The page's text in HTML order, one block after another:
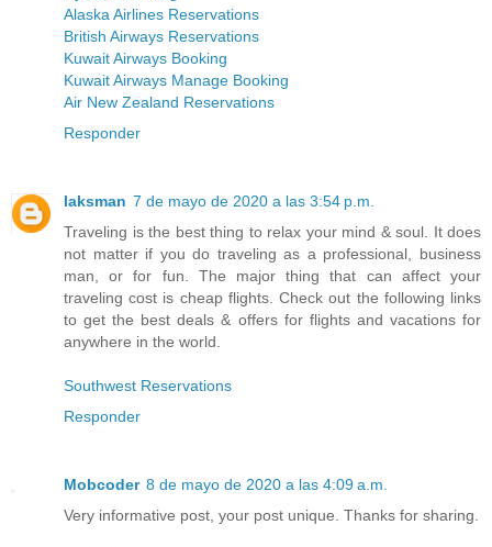
Alaska Airlines Reservations
British Airways Reservations
Kuwait Airways Booking
Kuwait Airways Manage Booking
Air New Zealand Reservations
Responder
laksman 7 de mayo de 2020 a las 3:54 p.m.
Traveling is the best thing to relax your mind & soul. It does
not matter if you do traveling as a professional, business
man, or for fun. The major thing that can affect your
traveling cost is cheap flights. Check out the following links
to get the best deals & offers for flights and vacations for
anywhere in the world.
Southwest Reservations
Responder
Mobcoder 8 de mayo de 2020 a las 4:09 a.m.
Very informative post, your post unique. Thanks for sharing.